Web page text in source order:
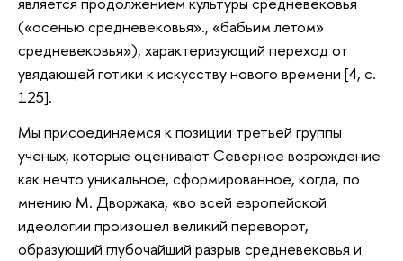
(«осенью средневековья»., «бабьим летом»
средневековья»), характеризующий переход от
увядающей готики к искусству нового времени [4, с.
125].
Мы присоединяемся к позиции третьей группы
ученых, которые оценивают Северное возрождение
как нечто уникальное, сформированное, когда, по
мнению М. Дворжака, «во всей европейской
идеологии произошел великий переворот,
образующий глубочайший разрыв средневековья и